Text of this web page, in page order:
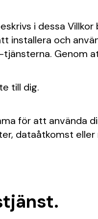
i dessa
installera och
Genom
till dig.
för att använda
dataåtkomst eller